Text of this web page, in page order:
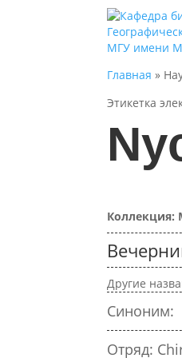
Главная »
Этикетка
Другие
Синоним:
Отряд: